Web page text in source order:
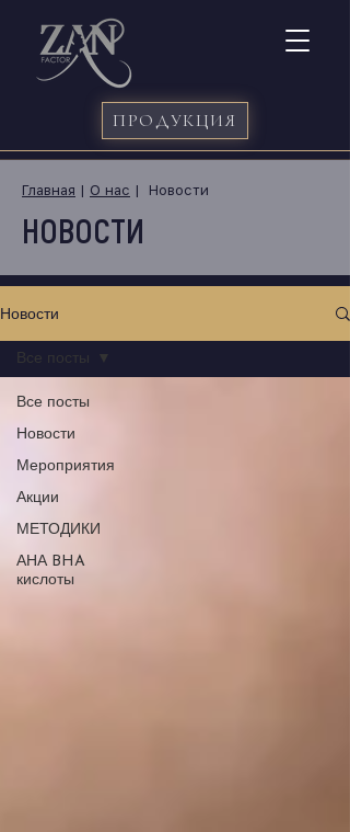
ПРОДУКЦИЯ
Главная | О нас | Новости
НОВОСТИ
Новости
Все посты
Новости
Мероприятия
Акции
МЕТОДИКИ
АНА BHA
кислоты
Все посты